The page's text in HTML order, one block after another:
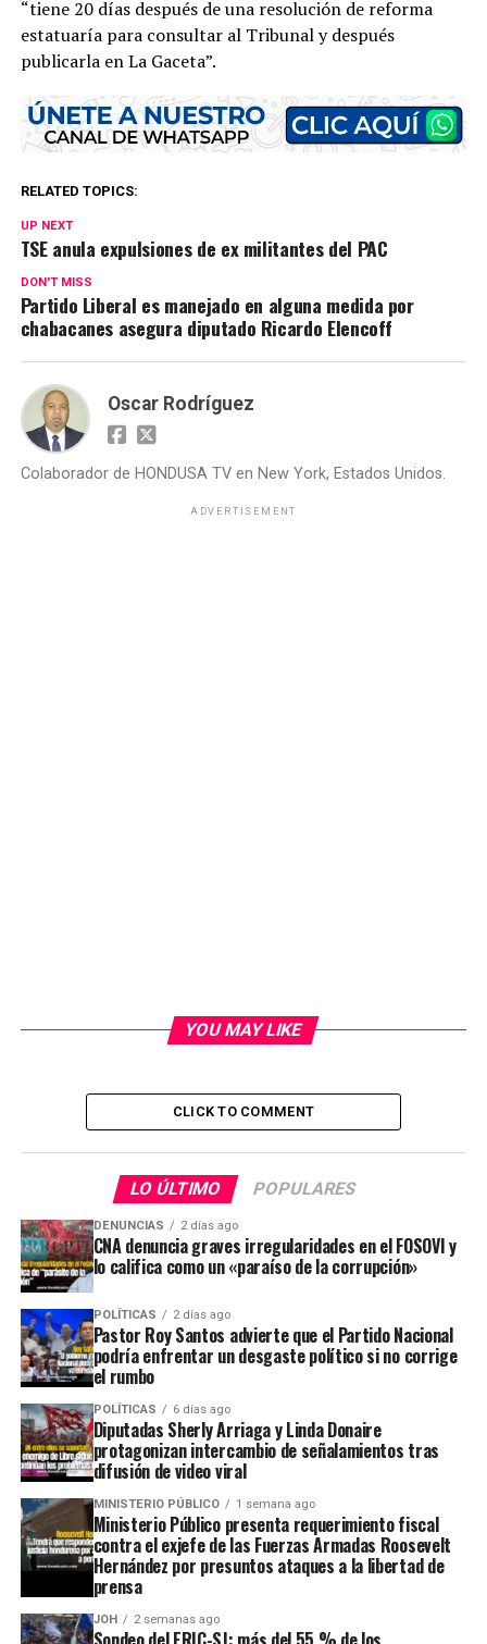
“tiene 20 días después de una resolución de reforma
estatuaría para consultar al Tribunal y después
publicarla en La Gaceta”.
RELATED TOPICS:
UP NEXT
TSE anula expulsiones de ex militantes del PAC
DON'T MISS
Partido Liberal es manejado en alguna medida por
chabacanes asegura diputado Ricardo Elencoff
Oscar Rodríguez
Colaborador de HONDUSA TV en New York, Estados Unidos.
ADVERTISEMENT
YOU MAY LIKE
CLICK TO COMMENT
LO ÚLTIMO POPULARES
DENUNCIAS 2 días ago
CNA denuncia graves irregularidades en el FOSOVI y
lo califica como un «paraíso de la corrupción»
POLÍTICAS 2 días ago
Pastor Roy Santos advierte que el Partido Nacional
podría enfrentar un desgaste político si no corrige
el rumbo
POLÍTICAS 6 días ago
Diputadas Sherly Arriaga y Linda Donaire
protagonizan intercambio de señalamientos tras
difusión de video viral
MINISTERIO PÚBLICO 1 semana ago
Ministerio Público presenta requerimiento fiscal
contra el exjefe de las Fuerzas Armadas Roosevelt
Hernández por presuntos ataques a la libertad de
prensa
JOH 2 semanas ago